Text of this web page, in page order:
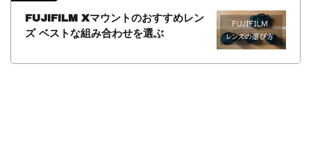
FUJIFILM Xマウントのおすすめレン
ズ ベストな組み合わせを選ぶ